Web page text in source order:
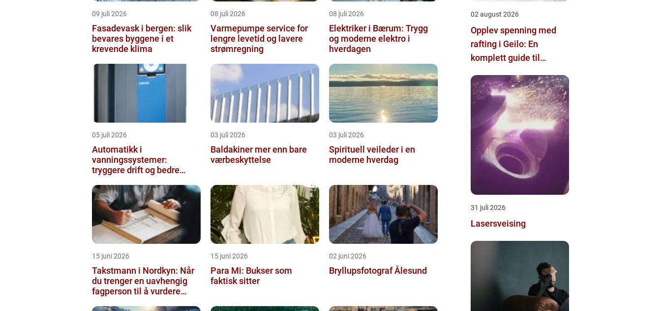
09 juli 2026
Fasadevask i bergen: slik
bevares byggene i et
krevende klima
08 juli 2026
Varmepumpe service for
lengre levetid og lavere
strømregning
08 juli 2026
Elektriker i Bærum: Trygg
og moderne elektro i
hverdagen
05 juli 2026
Automatikk i
vanningssystemer:
tryggere drift og bedre
03 juli 2026
Baldakiner mer enn bare
værbeskyttelse
03 juli 2026
Spirituell veileder i en
moderne hverdag
15 juni 2026
Takstmann i Nordkyn: Når
du trenger en uavhengig
fagperson til å vurdere
15 juni 2026
Para Mi: Bukser som
faktisk sitter
02 juni 2026
Bryllupsfotograf Ålesund
02 august 2026
Opplev spenning med
rafting i Geilo: En
komplett guide til
31 juli 2026
Lasersveising